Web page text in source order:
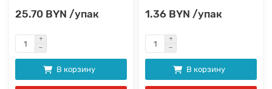
25.70 BYN /упак
В корзину
1.36 BYN /упак
В корзину